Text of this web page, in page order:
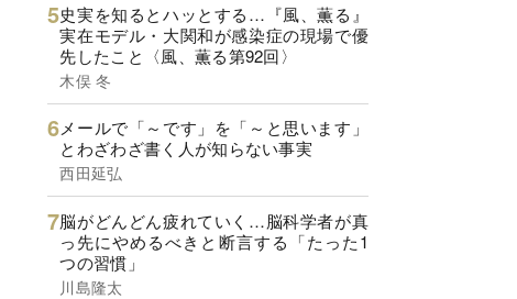
史実を知るとハッとする…『風、薫る』
実在モデル・大関和が感染症の現場で優
先したこと〈風、薫る第92回〉
木俣 冬
メールで「～です」を「～と思います」
とわざわざ書く人が知らない事実
西田延弘
脳がどんどん疲れていく…脳科学者が真
っ先にやめるべきと断言する「たった1
つの習慣」
川島隆太